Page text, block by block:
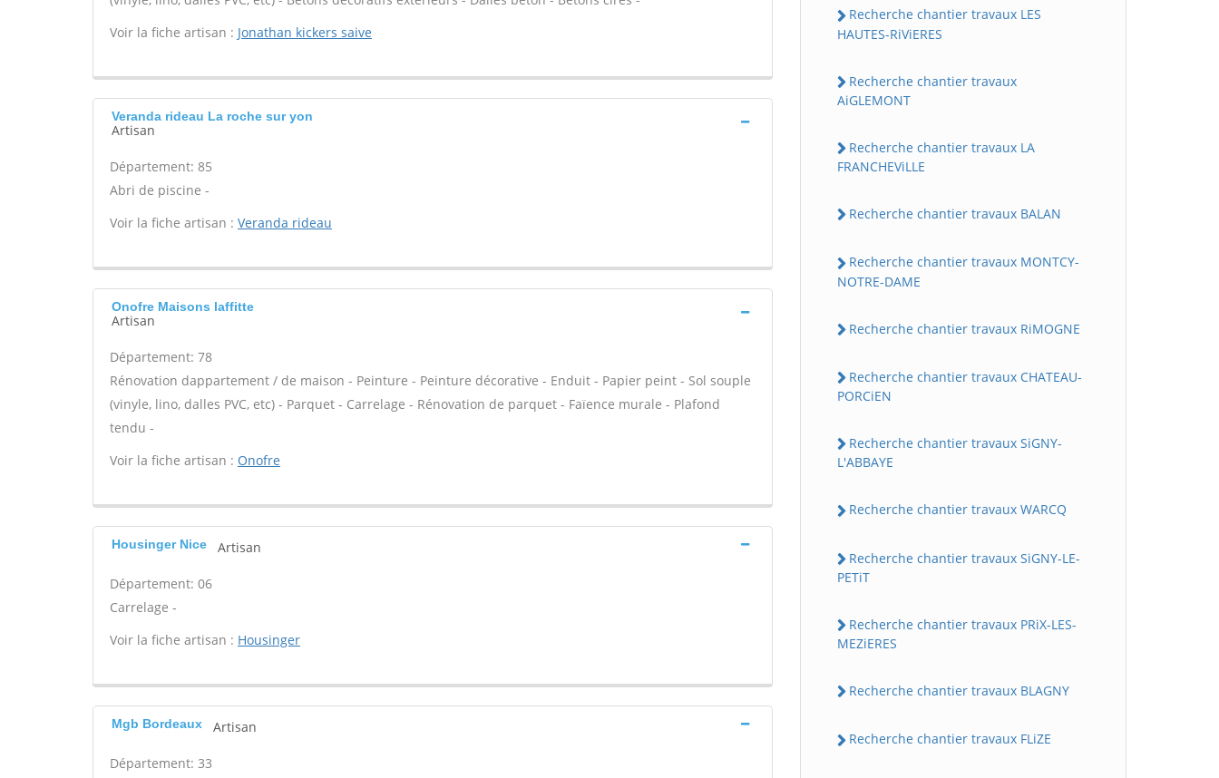
Voir la fiche artisan : Jonathan kickers saive
Veranda rideau La roche sur yon
Artisan
Département: 85
Abri de piscine -
Voir la fiche artisan : Veranda rideau
Onofre Maisons laffitte
Artisan
Département: 78
Rénovation dappartement / de maison - Peinture - Peinture décorative - Enduit - Papier peint - Sol souple
(vinyle, lino, dalles PVC, etc) - Parquet - Carrelage - Rénovation de parquet - Faïence murale - Plafond
tendu -
Voir la fiche artisan : Onofre
Housinger Nice Artisan
Département: 06
Carrelage -
Voir la fiche artisan : Housinger
Mgb Bordeaux Artisan
Département: 33
Recherche chantier travaux LES
HAUTES-RiViERES
Recherche chantier travaux
AiGLEMONT
Recherche chantier travaux LA
FRANCHEViLLE
Recherche chantier travaux BALAN
Recherche chantier travaux MONTCY-
NOTRE-DAME
Recherche chantier travaux RiMOGNE
Recherche chantier travaux CHATEAU-
PORCiEN
Recherche chantier travaux SiGNY-
L'ABBAYE
Recherche chantier travaux WARCQ
Recherche chantier travaux SiGNY-LE-
PETiT
Recherche chantier travaux PRiX-LES-
MEZiERES
Recherche chantier travaux BLAGNY
Recherche chantier travaux FLiZE